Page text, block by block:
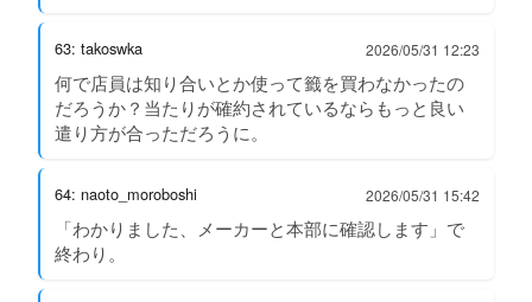
63: takoswka 2026/05/31 12:23
何で店員は知り合いとか使って籤を買わなかったの
だろうか？当たりが確約されているならもっと良い
遣り方が合っただろうに。
64: naoto_moroboshi 2026/05/31 15:42
「わかりました、メーカーと本部に確認します」で
終わり。